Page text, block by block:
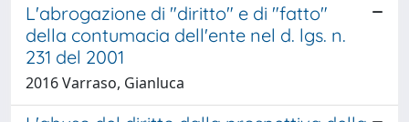
L'abrogazione di "diritto" e di "fatto"
della contumacia dell'ente nel d. lgs. n.
231 del 2001
2016 Varraso, Gianluca